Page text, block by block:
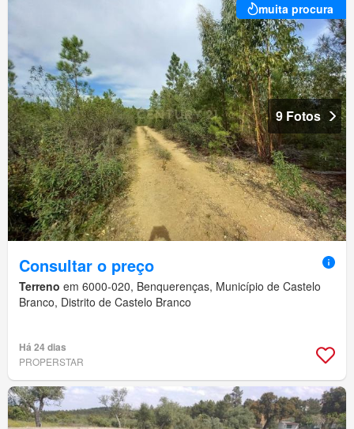
muita procura
9 Fotos
Consultar o preço
Terreno em 6000-020, Benquerenças, Município de Castelo
Branco, Distrito de Castelo Branco
Há 24 dias
PROPERSTAR